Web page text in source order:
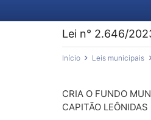
Lei n° 2.646/
Início Leis municipais
CRIA O FUNDO
CAPITÃO